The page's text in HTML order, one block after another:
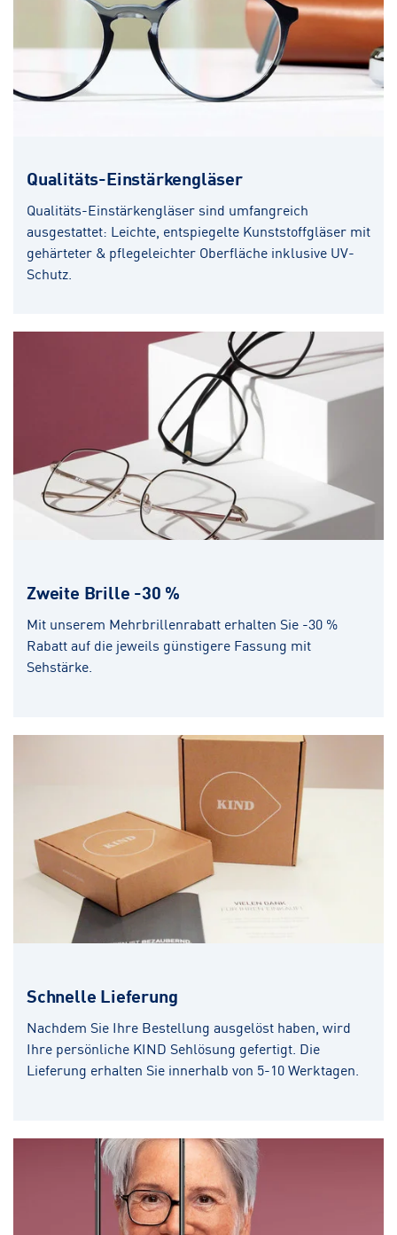
Qualitäts-Einstärkengläser
Qualitäts-Einstärkengläser sind umfangreich
ausgestattet: Leichte, entspiegelte Kunststoffgläser mit
gehärteter & pflegeleichter Oberfläche inklusive UV-
Schutz.
Zweite Brille -30 %
Mit unserem Mehrbrillenrabatt erhalten Sie -30 %
Rabatt auf die jeweils günstigere Fassung mit
Sehstärke.
Schnelle Lieferung
Nachdem Sie Ihre Bestellung ausgelöst haben, wird
Ihre persönliche KIND Sehlösung gefertigt. Die
Lieferung erhalten Sie innerhalb von 5-10 Werktagen.